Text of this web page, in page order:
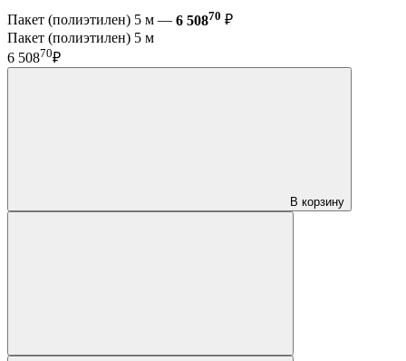
Пакет (полиэтилен) 5 м — 6 50870 ₽
Пакет (полиэтилен) 5 м
6 50870₽
В корзину